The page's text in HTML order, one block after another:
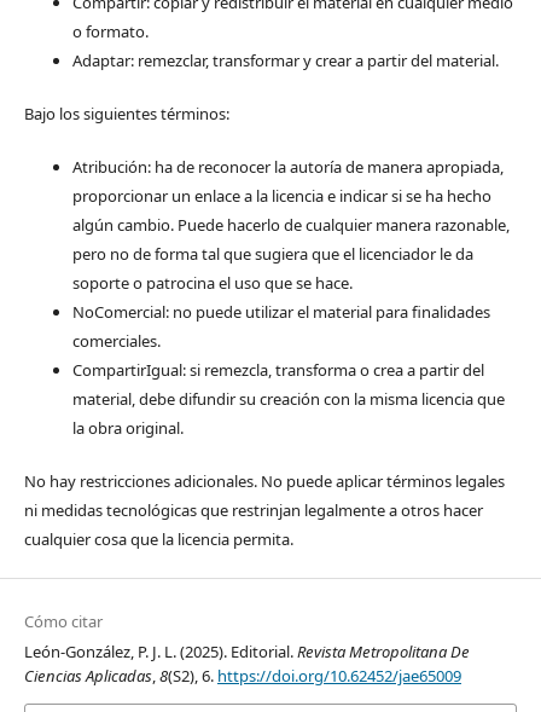
o formato.
Adaptar: remezclar, transformar y crear a partir del material.
Bajo los siguientes términos:
Atribución: ha de reconocer la autoría de manera apropiada,
proporcionar un enlace a la licencia e indicar si se ha hecho
algún cambio. Puede hacerlo de cualquier manera razonable,
pero no de forma tal que sugiera que el licenciador le da
soporte o patrocina el uso que se hace.
NoComercial: no puede utilizar el material para finalidades
comerciales.
CompartirIgual: si remezcla, transforma o crea a partir del
material, debe difundir su creación con la misma licencia que
la obra original.
No hay restricciones adicionales. No puede aplicar términos legales
ni medidas tecnológicas que restrinjan legalmente a otros hacer
cualquier cosa que la licencia permita.
Cómo citar
León-González, P. J. L. (2025). Editorial.Revista Metropolitana De
Ciencias Aplicadas,8(S2), 6. https://doi.org/10.62452/jae65009